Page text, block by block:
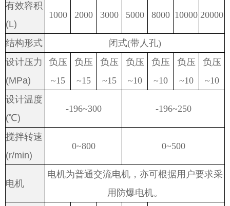
有效容积
(L)
1000 2000 3000 5000 8000 10000 20000
结构形式 闭式(带人孔)
设计压力
(MPa)
负压
~15
负压
~15
负压
~15
负压
~10
负压
~10
负压
~10
负压
~10
设计温度
(℃)
-196~300 -196~250
搅拌转速
(r/min)
0~800 0~500
电机
电机为普通交流电机，亦可根据用户要求采
用防爆电机。